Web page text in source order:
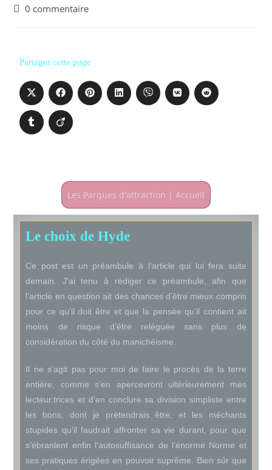
0 commentaire
Partager cette page
Les Parques d'attraction | Accueil
Le choix de Hyde
Ce post est un préambule à l’article qui lui fera suite
demain. J’ai tenu à rédiger ce préambule, afin que
l’article en question ait des chances d’être mieux compris
pour ce qu’il doit être et que la pensée qu’il contient ait
moins de risque d’être reléguée sans plus de
considération du côté du manichéisme.
Il ne s’agit pas pour moi de faire le procès de la terre
entière, comme s’en apercevront ultérieurement mes
lecteur.trices et d’en conclure sa division simpliste entre
les bons, dont je prétendrais être, et les méchants
stupides qu’il faudrait affronter sa vie durant, pour que
s’ébranlent enfin l’autosuffisance de l’énorme Norme et
ses pratiques érigées en pouvoir suprême. Bien sûr que